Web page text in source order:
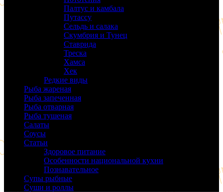
Палтус и камбала
Путассу
Сельдь и салака
Скумбрия и Тунец
Ставрида
Треска
Хамса
Хек
Редкие виды
Рыба жареная
Рыба запеченная
Рыба отварная
Рыба тушеная
Салаты
Соусы
Статьи
Здоровое питание
Особенности национальной кухни
Познавательное
Супы рыбные
Суши и роллы